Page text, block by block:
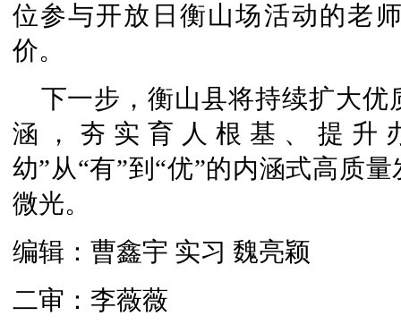
位参与开放日衡山场活动的老
价。
下一步，衡山县将持续扩大
涵，夯实育人根基、提升
幼”从“有”到“优”的内涵式高质
微光。
编辑：曹鑫宇 实习 魏亮颖
二审：李薇薇